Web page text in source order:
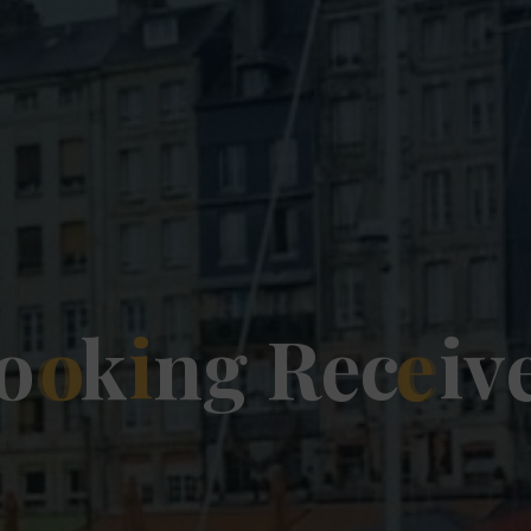
okingReceiv